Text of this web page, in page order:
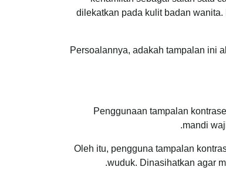
dilekatkan pada kulit badan
Persoalannya, adakah tampalan ini
Penggunaan tampalan
mandi
Oleh itu, pengguna tampalan
wuduk. Dinasihatkan agar